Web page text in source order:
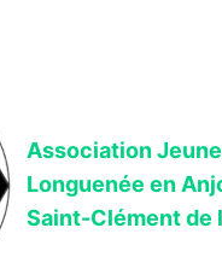
Association
Longuenée en
Saint-Clément de